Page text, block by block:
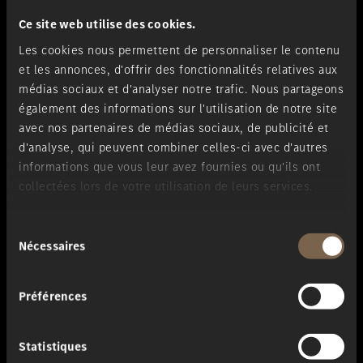
Ce site web utilise des cookies.
Les cookies nous permettent de personnaliser le contenu
et les annonces, d'offrir des fonctionnalités relatives aux
médias sociaux et d'analyser notre trafic. Nous partageons
également des informations sur l'utilisation de notre site
avec nos partenaires de médias sociaux, de publicité et
d'analyse, qui peuvent combiner celles-ci avec d'autres
informations que vous leur avez fournies ou qu'ils ont
collectées lors de votre utilisation de leurs services.
Nécessaires
Préférences
Statistiques
Jusqu'à 750 Nm
Couple¹
En 4,5 s